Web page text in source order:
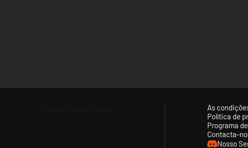
As
Política de
Programa
Contacta-
Nosso